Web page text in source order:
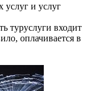
услуг и услуг
туруслуги входит
оплачивается в